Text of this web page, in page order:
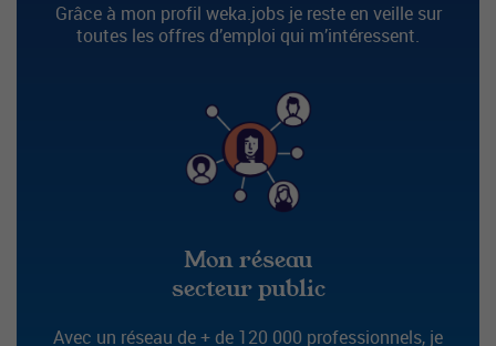
Grâce à mon profil weka.jobs je reste en veille sur
toutes les offres d’emploi qui m’intéressent.
Mon réseau
secteur public
Avec un réseau de + de 120 000 professionnels, je